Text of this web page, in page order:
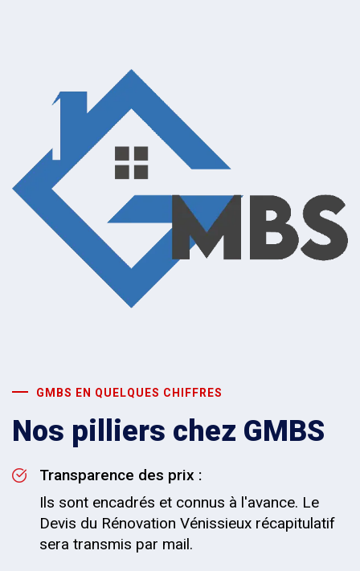
GMBS EN QUELQUES CHIFFRES
Nos pilliers chez GMBS
Transparence des prix :
Ils sont encadrés et connus à l'avance. Le
Devis du Rénovation Vénissieux récapitulatif
sera transmis par mail.